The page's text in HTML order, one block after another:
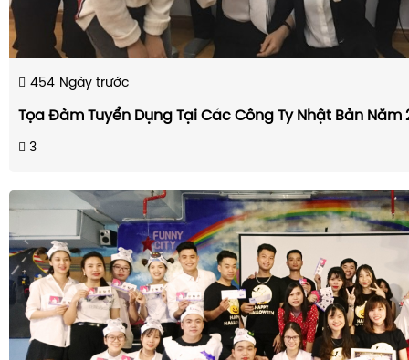
454 Ngày trước
Tọa Đàm Tuyển Dụng Tại Các Công Ty Nhật Bản Năm
3